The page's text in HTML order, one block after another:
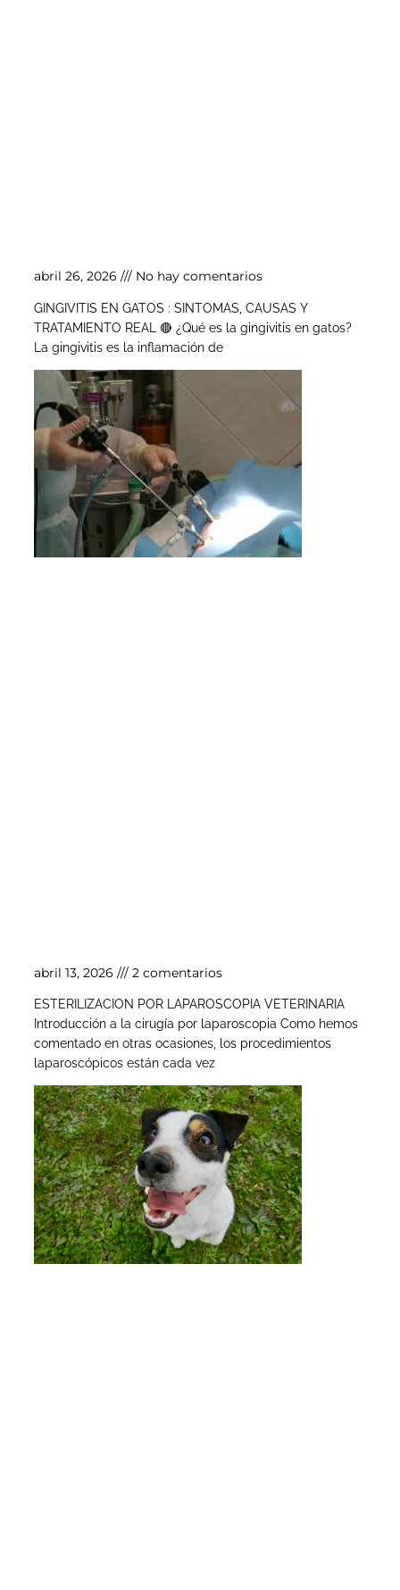
abril 26, 2026 No hay comentarios
GINGIVITIS EN GATOS : SINTOMAS, CAUSAS Y
TRATAMIENTO REAL 🔴 ¿Qué es la gingivitis en gatos?
La gingivitis es la inflamación de
abril 13, 2026 2 comentarios
ESTERILIZACION POR LAPAROSCOPIA VETERINARIA
Introducción a la cirugía por laparoscopia Como hemos
comentado en otras ocasiones, los procedimientos
laparoscópicos están cada vez